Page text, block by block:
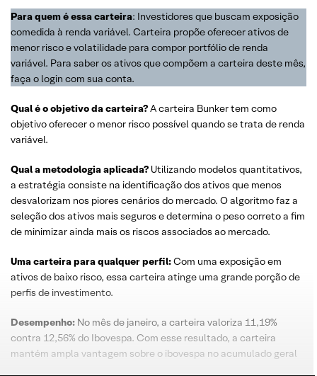
Para quem é essa carteira: Investidores que buscam exposição
comedida à renda variável. Carteira propõe oferecer ativos de
menor risco e volatilidade para compor portfólio de renda
variável. Para saber os ativos que compõem a carteira deste mês,
faça o login com sua conta.
Qual é oobjetivodacarteira?A carteira Bunker tem como
objetivo oferecer o menor risco possível quando se trata de renda
variável.
Qual a metodologia aplicada? Utilizando modelos quantitativos,
a estratégia consiste na identificação dos ativos que menos
desvalorizam nos piores cenários do mercado. O algoritmo faz a
seleção dos ativos mais seguros e determina o peso correto a fim
de minimizar ainda mais os riscos associados ao mercado.
Uma carteira para qualquer perfil:Com uma exposição em
ativos de baixo risco, essa carteira atinge uma grande porção de
perfis de investimento.
Desempenho: No mês de janeiro, a carteira valoriza 11,19%
contra 12,56% do Ibovespa. Com esse resultado, a carteira
mantém ampla vantagem sobre o ibovespa no acumulado geral